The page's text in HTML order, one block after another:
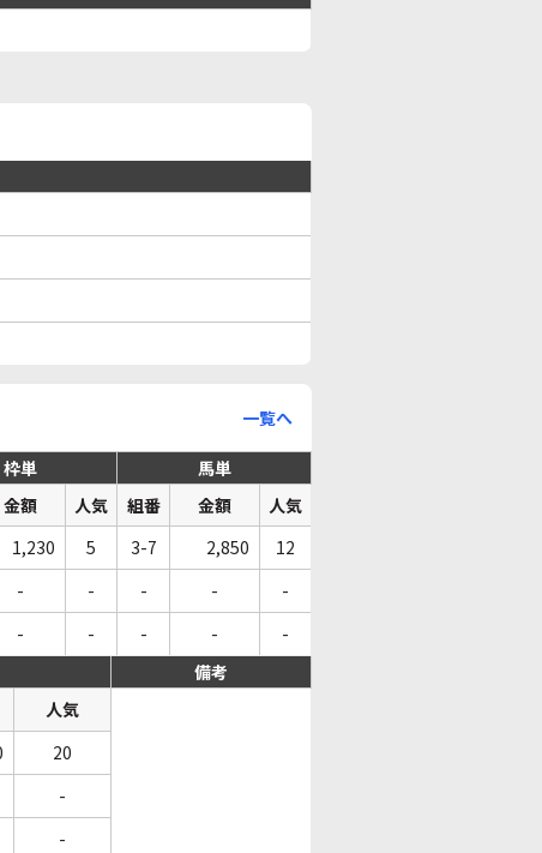
一覧へ
枠単
馬単
金額 人気 組番 金額
人気
1,230 5 3-7 2,850
12
- - - -
-
- - - -
-
備考
人気
20
-
-